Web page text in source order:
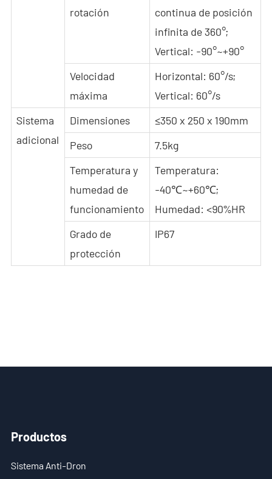
rotación
continua de posición
infinita de 360°;
Vertical: -90°~+90°
Velocidad
máxima
Horizontal: 60°/s;
Vertical: 60°/s
Sistema
adicional
Dimensiones
≤350 x 250 x 190mm
Peso
7.5kg
Temperatura y
humedad de
funcionamiento
Temperatura:
-40℃~+60℃;
Humedad: <90%HR
Grado de
protección
IP67
Productos
Sistema Anti-Dron